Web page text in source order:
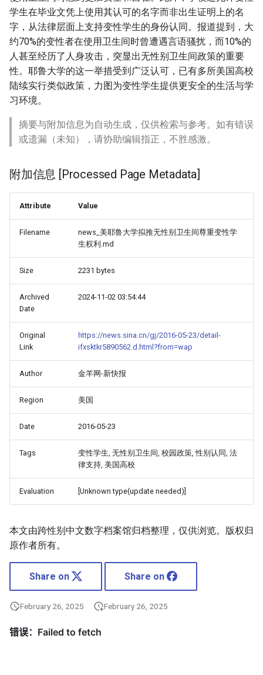
学生在毕业文凭上使用其认可的名字而非出生证明上的名
字，从法律层面上支持变性学生的身份认同。报道提到，大
约70%的变性者在使用卫生间时曾遭遇言语骚扰，而10%的
人甚至经历了人身攻击，突显出无性别卫生间政策的重要
性。耶鲁大学的这一举措受到广泛认可，已有多所美国高校
陆续实行类似政策，力图为变性学生提供更安全的生活与学
习环境。
摘要与附加信息为自动生成，仅供检索与参考。如有错误
或遗漏（未知），请协助编辑指正，不胜感激。
附加信息 [Processed Page Metadata]
Attribute Value
Filename
news_美耶鲁大学拟推无性别卫生间尊重变性学
生权利.md
Size 2231 bytes
Archived
Date
2024-11-02 03:54:44
Original
Link
https://news.sina.cn/gj/2016-05-23/detail-
ifxsktkr5890562.d.html?from=wap
Author 金羊网-新快报
Region 美国
Date 2016-05-23
Tags
变性学生, 无性别卫生间, 校园政策, 性别认同, 法
律支持, 美国高校
Evaluation [Unknown type(update needed)]
本文由跨性别中文数字档案馆归档整理，仅供浏览。版权归
原作者所有。
Share on Share on
February 26, 2025 February 26, 2025